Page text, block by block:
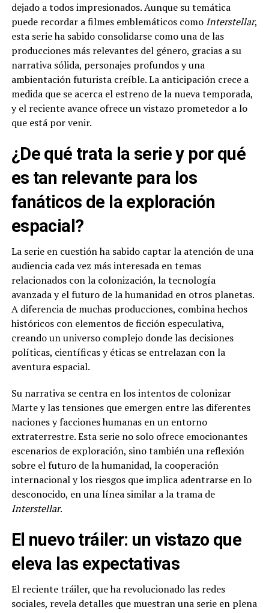
dejado a todos impresionados. Aunque su temática
puede recordar a filmes emblemáticos como Interstellar,
esta serie ha sabido consolidarse como una de las
producciones más relevantes del género, gracias a su
narrativa sólida, personajes profundos y una
ambientación futurista creíble. La anticipación crece a
medida que se acerca el estreno de la nueva temporada,
y el reciente avance ofrece un vistazo prometedor a lo
que está por venir.
¿De qué trata la serie y por qué
es tan relevante para los
fanáticos de la exploración
espacial?
La serie en cuestión ha sabido captar la atención de una
audiencia cada vez más interesada en temas
relacionados con la colonización, la tecnología
avanzada y el futuro de la humanidad en otros planetas.
A diferencia de muchas producciones, combina hechos
históricos con elementos de ficción especulativa,
creando un universo complejo donde las decisiones
políticas, científicas y éticas se entrelazan con la
aventura espacial.
Su narrativa se centra en los intentos de colonizar
Marte y las tensiones que emergen entre las diferentes
naciones y facciones humanas en un entorno
extraterrestre. Esta serie no solo ofrece emocionantes
escenarios de exploración, sino también una reflexión
sobre el futuro de la humanidad, la cooperación
internacional y los riesgos que implica adentrarse en lo
desconocido, en una línea similar a la trama de
Interstellar.
El nuevo tráiler: un vistazo que
eleva las expectativas
El reciente tráiler, que ha revolucionado las redes
sociales, revela detalles que muestran una serie en plena